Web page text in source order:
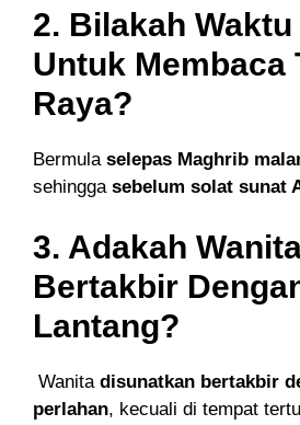
2. Bilakah
Untuk Membaca
Raya?
Bermula selepas Maghrib
sehingga sebelum solat sunat
3. Adakah
Bertakbir
Lantang?
‍‍ Wanita disunatkan bertakbir
perlahan, kecuali di tempat